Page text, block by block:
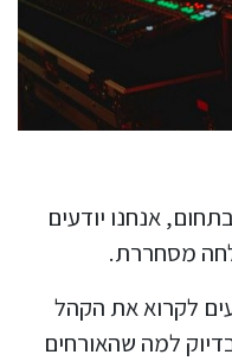
אנחנו יודעים
מסחררת.
לקרוא את הקהל
למה שהאורחים